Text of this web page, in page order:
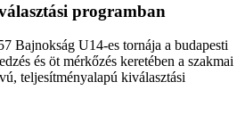
programban
Bajnokság U14-es tornája a budapesti
és öt mérkőzés keretében a szakmai
teljesítményalapú kiválasztási